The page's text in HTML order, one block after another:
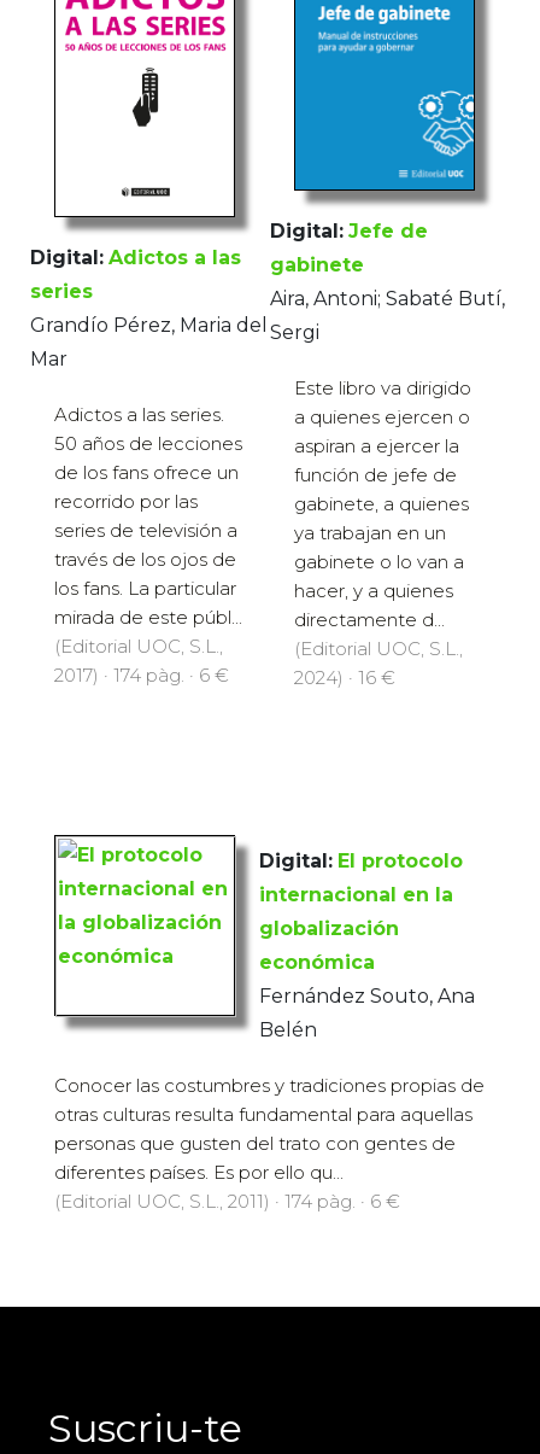
Digital: Adictos a las
series
Grandío Pérez, Maria del
Mar
Adictos a las series.
50 años de lecciones
de los fans ofrece un
recorrido por las
series de televisión a
través de los ojos de
los fans. La particular
mirada de este públ...
(Editorial UOC, S.L.,
2017) · 174 pàg. · 6 €
Digital: Jefe de
gabinete
Aira, Antoni; Sabaté Butí,
Sergi
Este libro va dirigido
a quienes ejercen o
aspiran a ejercer la
función de jefe de
gabinete, a quienes
ya trabajan en un
gabinete o lo van a
hacer, y a quienes
directamente d...
(Editorial UOC, S.L.,
2024) · 16 €
Digital: El protocolo
internacional en la
globalización
económica
Fernández Souto, Ana
Belén
Conocer las costumbres y tradiciones propias de
otras culturas resulta fundamental para aquellas
personas que gusten del trato con gentes de
diferentes países. Es por ello qu...
(Editorial UOC, S.L., 2011) · 174 pàg. · 6 €
Suscriu-te